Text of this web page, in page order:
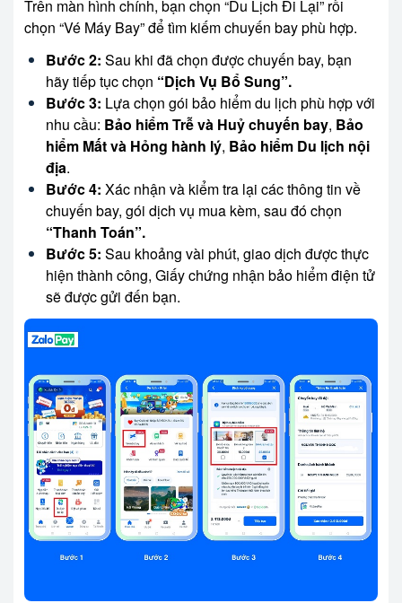
Trên màn hình chính, bạn chọn “Du Lịch Đi Lại” rồi
chọn “Vé Máy Bay” để tìm kiếm chuyến bay phù hợp.
Bước 2: Sau khi đã chọn được chuyến bay, bạn
hãy tiếp tục chọn “Dịch Vụ Bổ Sung”.
Bước 3: Lựa chọn gói bảo hiểm du lịch phù hợp với
nhu cầu: Bảo hiểm Trễ và Huỷ chuyến bay, Bảo
hiểm Mất và Hỏng hành lý, Bảo hiểm Du lịch nội
địa.
Bước 4: Xác nhận và kiểm tra lại các thông tin về
chuyến bay, gói dịch vụ mua kèm, sau đó chọn
“Thanh Toán”.
Bước 5: Sau khoảng vài phút, giao dịch được thực
hiện thành công, Giấy chứng nhận bảo hiểm điện tử
sẽ được gửi đến bạn.